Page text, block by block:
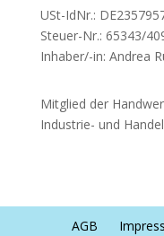
USt-IdNr.:
Steuer-Nr.: 65343/
Inhaber/-in: Andrea
Mitglied der
Industrie- und
AGB